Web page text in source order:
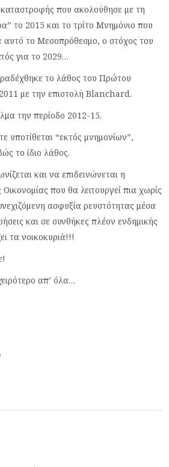
που ακολούθησε με τη
το 2015 και το τρίτο Μνημόνιο που
αυτό το Μεσοπρόθεσμο, ο στόχος του
για το 2029…
το λάθος του Πρώτου
με την επιστολή Blanchard.
την περίοδο 2012-15.
υποτίθεται “εκτός μνημονίων”,
το ίδιο λάθος.
και να επιδεινώνεται η
που θα λειτουργεί πια χωρίς
ασφυξία ρευστότητας μέσα
και σε συνθήκες πλέον ενδημικής
τα νοικοκυριά!!!
απ’ όλα…